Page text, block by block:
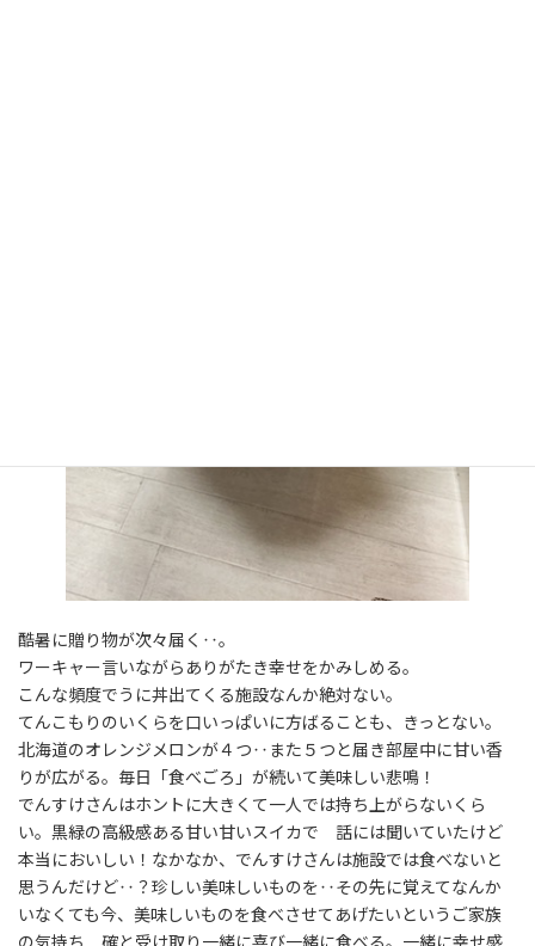
酷暑に贈り物が次々届く‥。
ワーキャー言いながらありがたき幸せをかみしめる。
こんな頻度でうに丼出てくる施設なんか絶対ない。
てんこもりのいくらを口いっぱいに方ばることも、きっとない。
北海道のオレンジメロンが４つ‥また５つと届き部屋中に甘い香
りが広がる。毎日「食べごろ」が続いて美味しい悲鳴！
でんすけさんはホントに大きくて一人では持ち上がらないくら
い。黒緑の高級感ある甘い甘いスイカで 話には聞いていたけど
本当においしい！なかなか、でんすけさんは施設では食べないと
思うんだけど‥？珍しい美味しいものを‥その先に覚えてなんか
いなくても今、美味しいものを食べさせてあげたいというご家族
の気持ち 確と受け取り一緒に喜び一緒に食べる。一緒に幸せ感